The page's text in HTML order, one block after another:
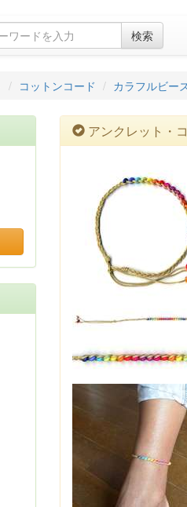
検索
コットンコード カラフルビー
アンクレット・